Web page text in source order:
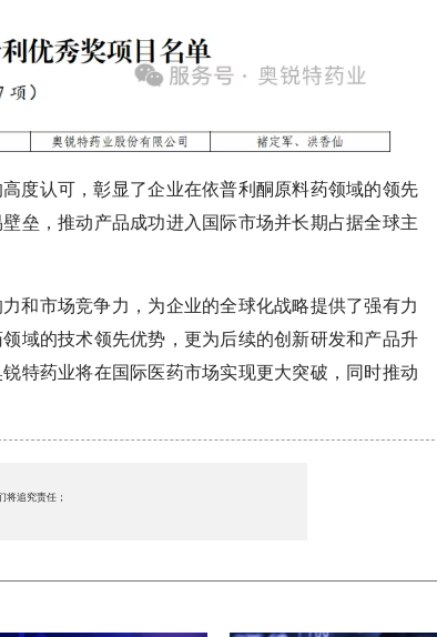
度认可，彰显了企业在依普利酮原料药领域的领先
垒，推动产品成功进入国际市场并长期占据全球主
和市场竞争力，为企业的全球化战略提供了强有力
域的技术领先优势，更为后续的创新研发和产品升
特药业将在国际医药市场实现更大突破，同时推动
追究责任；